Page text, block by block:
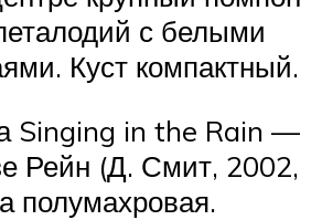
с белыми
Куст компактный.
Singing in the Rain —
Рейн (Д. Смит, 2002,